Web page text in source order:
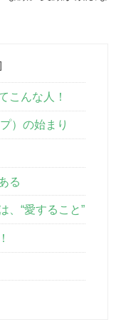
]
こんな人！
）の始まり
る
、“愛すること”